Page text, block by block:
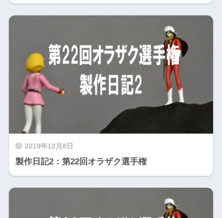
2019年12月8日
製作日記2：第22回オラザク選手権